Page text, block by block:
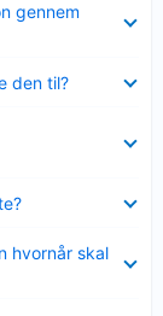
gennem
den til?
hvornår skal